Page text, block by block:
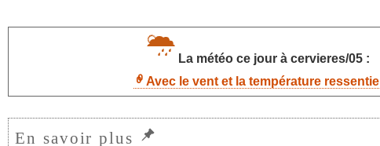
La météo ce jour à cervieres/05 :
Avec le vent et la température ressentie